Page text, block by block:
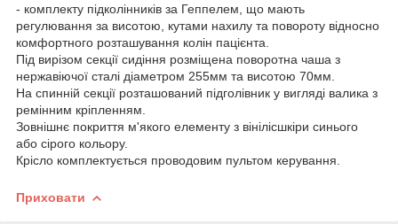
- комплекту підколінників за Геппелем, що мають
регулювання за висотою, кутами нахилу та повороту відносно
комфортного розташування колін пацієнта.
Під вирізом секції сидіння розміщена поворотна чаша з
нержавіючої сталі діаметром 255мм та висотою 70мм.
На спинній секції розташований підголівник у вигляді валика з
ремінним кріпленням.
Зовнішнє покриття м'якого елементу з вінілісшкіри синього
або сірого кольору.
Крісло комплектується проводовим пультом керування.
Приховати